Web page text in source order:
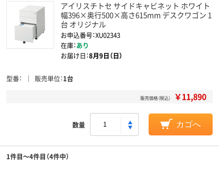
アイリスチトセ サイドキャビネット ホワイト
幅396×奥行500×高さ615mm デスクワゴン 1
台 オリジナル
お申込番号：XU02343
在庫：あり
お届け日：8月9日（日）
型番 販売単位 1台
販売価格（税込） ￥11,890
数量 カゴへ
1件目～4件目（4件中）